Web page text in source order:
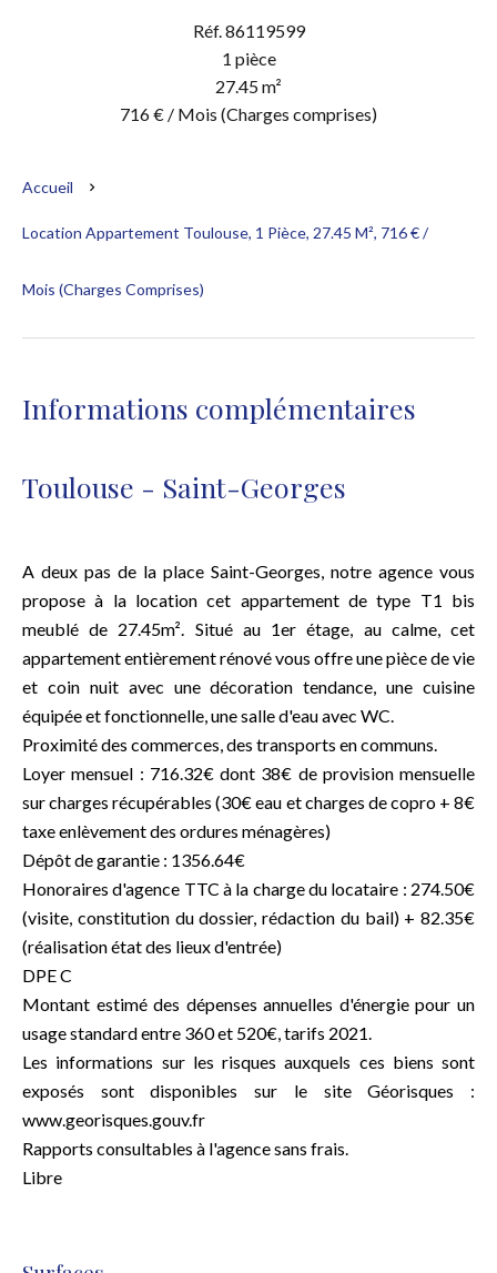
Réf. 86119599
1 pièce
27.45 m²
716 € / Mois (Charges comprises)
Accueil
Location Appartement Toulouse, 1 Pièce, 27.45 M², 716 € /
Mois (Charges Comprises)
Informations complémentaires
Toulouse - Saint-Georges
A deux pas de la place Saint-Georges, notre agence vous
propose à la location cet appartement de type T1 bis
meublé de 27.45m². Situé au 1er étage, au calme, cet
appartement entièrement rénové vous offre une pièce de vie
et coin nuit avec une décoration tendance, une cuisine
équipée et fonctionnelle, une salle d'eau avec WC.
Proximité des commerces, des transports en communs.
Loyer mensuel : 716.32€ dont 38€ de provision mensuelle
sur charges récupérables (30€ eau et charges de copro + 8€
taxe enlèvement des ordures ménagères)
Dépôt de garantie : 1356.64€
Honoraires d'agence TTC à la charge du locataire : 274.50€
(visite, constitution du dossier, rédaction du bail) + 82.35€
(réalisation état des lieux d'entrée)
DPE C
Montant estimé des dépenses annuelles d'énergie pour un
usage standard entre 360 et 520€, tarifs 2021.
Les informations sur les risques auxquels ces biens sont
exposés sont disponibles sur le site Géorisques :
www.georisques.gouv.fr
Rapports consultables à l'agence sans frais.
Libre